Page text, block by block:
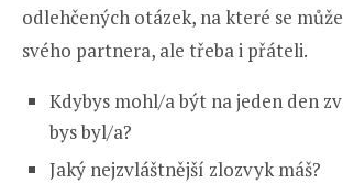
odlehčených otázek, na které se
svého partnera, ale třeba i přáteli.
Kdybys mohl/a být na jeden den
bys byl/a?
Jaký nejzvláštnější zlozvyk máš?